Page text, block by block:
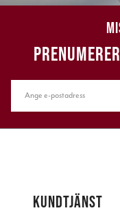
KUNDTJÄNST